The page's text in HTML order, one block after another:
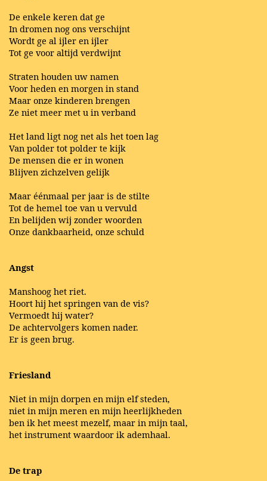
De enkele keren dat ge
In dromen nog ons verschijnt
Wordt ge al ijler en ijler
Tot ge voor altijd verdwijnt
Straten houden uw namen
Voor heden en morgen in stand
Maar onze kinderen brengen
Ze niet meer met u in verband
Het land ligt nog net als het toen lag
Van polder tot polder te kijk
De mensen die er in wonen
Blijven zichzelven gelijk
Maar éénmaal per jaar is de stilte
Tot de hemel toe van u vervuld
En belijden wij zonder woorden
Onze dankbaarheid, onze schuld
Angst
Manshoog het riet.
Hoort hij het springen van de vis?
Vermoedt hij water?
De achtervolgers komen nader.
Er is geen brug.
Friesland
Niet in mijn dorpen en mijn elf steden,
niet in mijn meren en mijn heerlijkheden
ben ik het meest mezelf, maar in mijn taal,
het instrument waardoor ik ademhaal.
De trap